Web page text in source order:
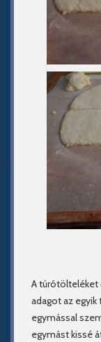
A túrótölteléket
adagot az
egymással
egymást kissé